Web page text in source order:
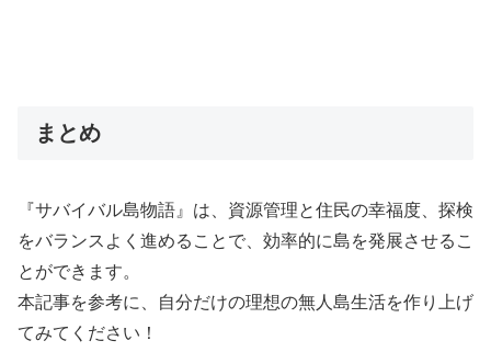
まとめ
『サバイバル島物語』は、資源管理と住民の幸福度、探検
をバランスよく進めることで、効率的に島を発展させるこ
とができます。
本記事を参考に、自分だけの理想の無人島生活を作り上げ
てみてください！